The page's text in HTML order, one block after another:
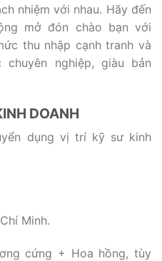
nhiệm với nhau. Hãy đến
mở đón chào bạn với
thu nhập cạnh tranh và
nghiệp, giàu bản
DOANH
dụng vị trí kỹ sư kinh
Minh.
cứng + Hoa hồng, tùy